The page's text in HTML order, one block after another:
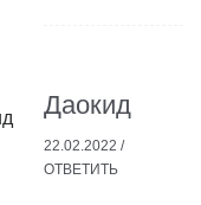
Даокид
22.02.2022 /
ОТВЕТИТЬ